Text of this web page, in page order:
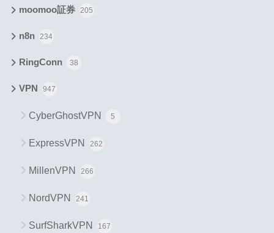
moomoo証券 205
n8n 234
RingConn 38
VPN 947
CyberGhostVPN 5
ExpressVPN 262
MillenVPN 266
NordVPN 241
SurfSharkVPN 167